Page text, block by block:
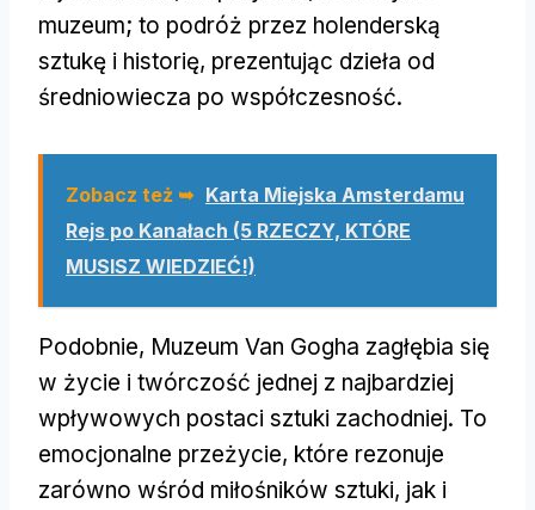
muzeum; to podróż przez holenderską
sztukę i historię, prezentując dzieła od
średniowiecza po współczesność.
Zobacz też ➥ Karta Miejska Amsterdamu
Rejs po Kanałach (5 RZECZY, KTÓRE
MUSISZ WIEDZIEĆ!)
Podobnie, Muzeum Van Gogha zagłębia się
w życie i twórczość jednej z najbardziej
wpływowych postaci sztuki zachodniej. To
emocjonalne przeżycie, które rezonuje
zarówno wśród miłośników sztuki, jak i